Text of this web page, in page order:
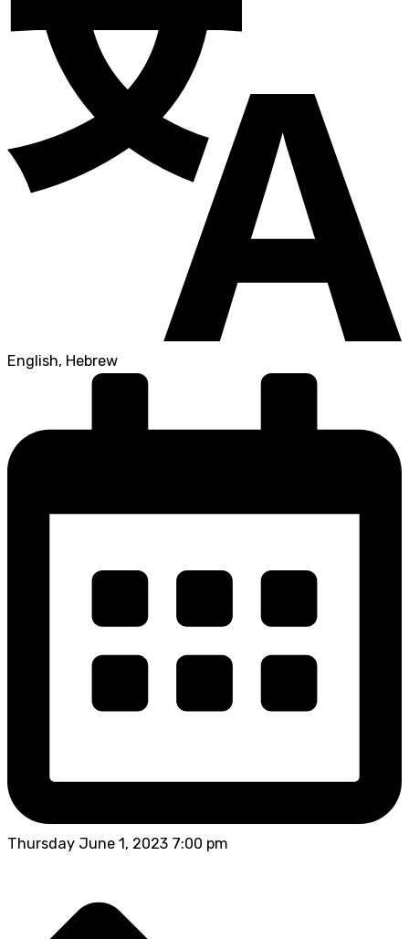
English, Hebrew
Thursday June 1, 2023 7:00 pm